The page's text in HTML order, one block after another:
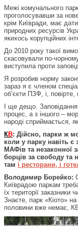
Межі комунального
проголосувавши за
крім Київради, має
природних ресурсів
якихось корупційних
До 2010 року такої
скасовували по-
виступила проти
Я розробив норму
зараз я є членом
об’єкти ПЗФ, і,
І ще дещо.
процес, а з іншого –
народі сприймається,
КВ: Дійсно, парки ж
коли у парку навіть є
МАФів та незаконної
борців за свободу та
там і ресторани, і
Володимир Борейко:
Київрадою паркам
їх території заказники
Знаєте, парк «Кіото»
половини вже немає,